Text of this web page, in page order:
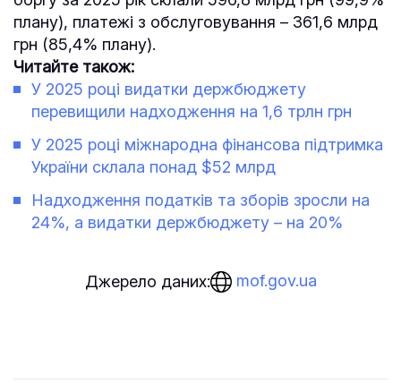
плану), платежі з обслуговування – 361,6 млрд
грн (85,4% плану).
Читайте також:
У 2025 році видатки держбюджету
перевищили надходження на 1,6 трлн грн
У 2025 році міжнародна фінансова підтримка
України склала понад $52 млрд
Надходження податків та зборів зросли на
24%, а видатки держбюджету – на 20%
Джерело даних: mof.gov.ua